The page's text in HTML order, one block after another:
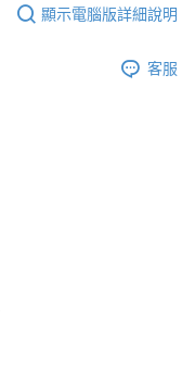
顯示電腦版詳細說明
客服